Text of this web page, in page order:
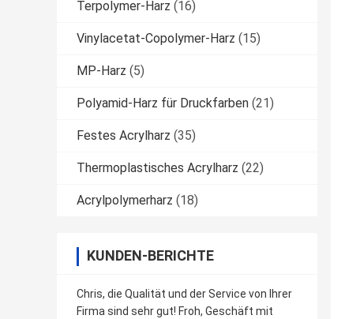
Terpolymer-Harz (16)
Vinylacetat-Copolymer-Harz (15)
MP-Harz (5)
Polyamid-Harz für Druckfarben (21)
Festes Acrylharz (35)
Thermoplastisches Acrylharz (22)
Acrylpolymerharz (18)
KUNDEN-BERICHTE
Chris, die Qualität und der Service von Ihrer
Firma sind sehr gut! Froh, Geschäft mit